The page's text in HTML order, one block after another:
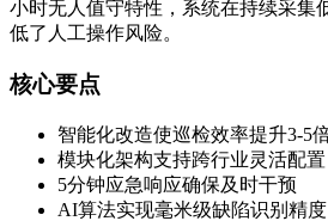
小时无人值守特性，系统在持续采集
低了人工操作风险。
核心要点
智能化改造使巡检效率提升3-5
模块化架构支持跨行业灵活配置
5分钟应急响应确保及时干预
AI算法实现毫米级缺陷识别精度